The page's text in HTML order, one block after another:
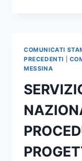
COMUNICATI
PRECEDENTI
MESSINA